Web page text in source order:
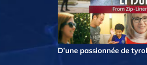
D’une passionnée de